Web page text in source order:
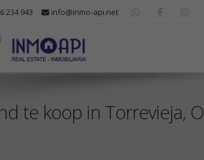
234 943 info@inmo-api.net
te koop in Torrevieja,